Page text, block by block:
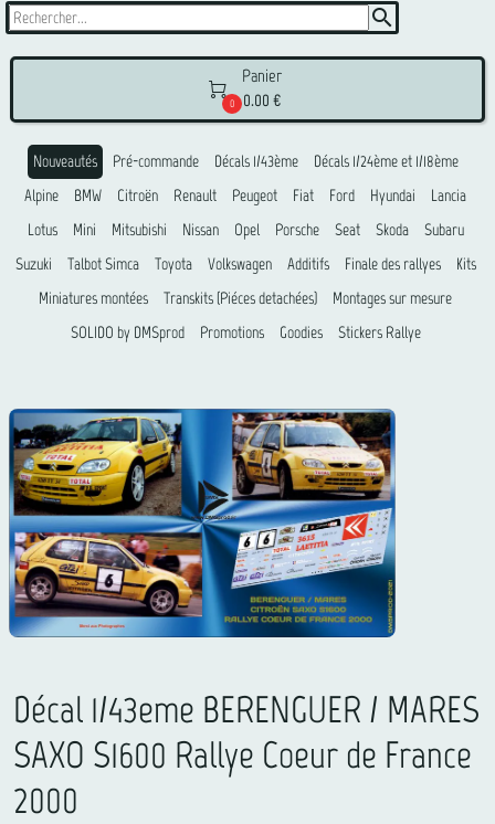
search

0
Panier
0.00 €
Nouveautés Pré-commande Décals 1/43ème
Décals 1/24ème et 1/18ème
Alpine
BMW Citroën Renault Peugeot Fiat Ford Hyundai
Lancia
Lotus
Mini Mitsubishi Nissan Opel Porsche Seat Skoda
Subaru
Suzuki
Talbot Simca Toyota Volkswagen Additifs Finale des rallyes
Kits
Miniatures montées
Transkits (Piéces detachées)
Montages sur mesure
SOLIDO by DMSprod
Promotions Goodies Stickers Rallye
Décal 1/43eme BERENGUER / MARES
SAXO S1600 Rallye Coeur de France
2000